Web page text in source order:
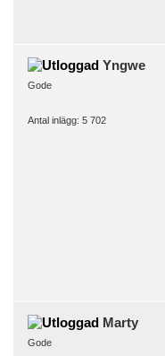
Yngwe
Gode
Antal inlägg: 5 702
Marty
Gode